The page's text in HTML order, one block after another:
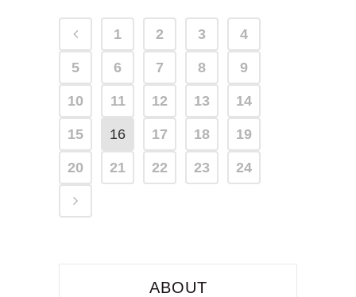
1 2 3 4
5 6 7 8 9
10 11 12 13 14
15 16 17 18 19
20 21 22 23 24
ABOUT